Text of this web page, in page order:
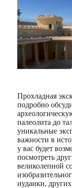
Прохладная
подробно
палеолита до
уникальные
важности в
у вас будет
посмотреть
великолепной
иудаики,